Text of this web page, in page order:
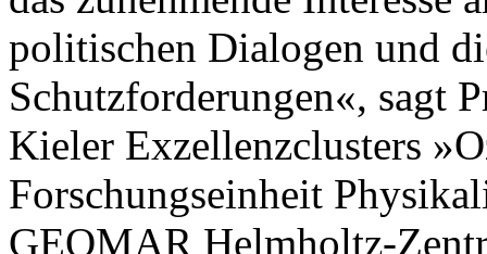
politischen Dialogen und
Schutzforderungen«, sagt
Kieler Exzellenzclusters
Forschungseinheit
GEOMAR Helmholtz-